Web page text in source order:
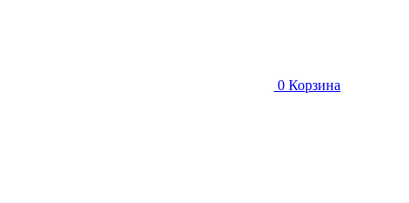
0 Корзина